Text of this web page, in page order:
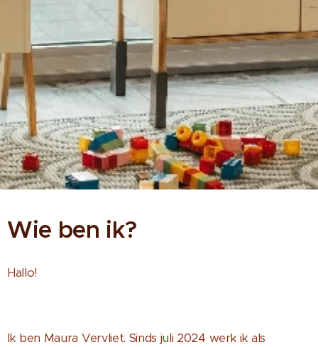
Wie ben ik?
Hallo!
Ik ben Maura Vervliet. Sinds juli 2024 werk ik als